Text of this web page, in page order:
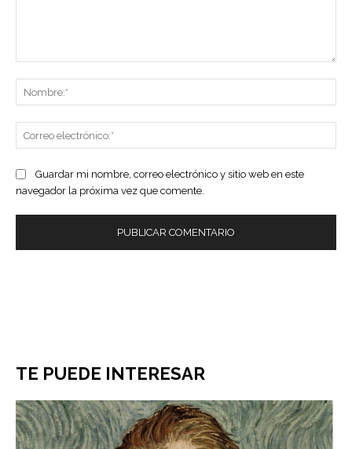
Guardar mi nombre, correo electrónico y sitio web en este
navegador la próxima vez que comente.
TE PUEDE INTERESAR